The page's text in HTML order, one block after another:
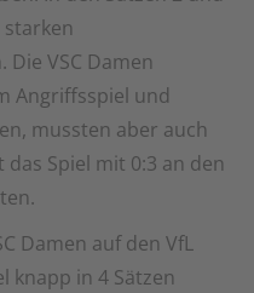
VSC Damen
Angriffsspiel und
mussten aber auch
Spiel mit 0:3 an den
Damen auf den VfL
knapp in 4 Sätzen